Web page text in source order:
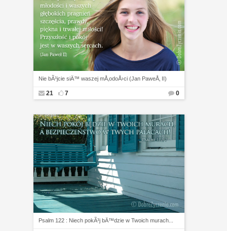
Nie bÃ³jcie siÄ™ waszej mÅ‚odoÅ›ci (Jan PaweÅ‚ II)
21 7 0
Psalm 122 : Niech pokÃ³j bÄ™dzie w Twoich murach...